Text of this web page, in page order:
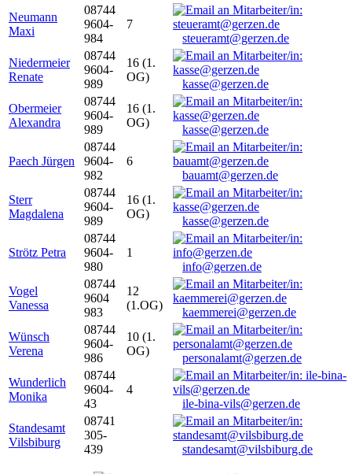
Neumann
Maxi
08744
9604-
984
7
steueramt@gerzen.de
Niedermeier
Renate
08744
9604-
989
16 (1.
OG)
kasse@gerzen.de
Obermeier
Alexandra
08744
9604-
989
16 (1.
OG)
kasse@gerzen.de
Paech Jürgen
08744
9604-
982
6
bauamt@gerzen.de
Sterr
Magdalena
08744
9604-
989
16 (1.
OG)
kasse@gerzen.de
Strötz Petra
08744
9604-
980
1
info@gerzen.de
Vogel
Vanessa
08744
9604
983
12
(1.OG)
kaemmerei@gerzen.de
Wünsch
Verena
08744
9604-
986
10 (1.
OG)
personalamt@gerzen.de
Wunderlich
Monika
08744
9604-
43
4
ile-bina-vils@gerzen.de
Standesamt
Vilsbiburg
08741
305-
439
standesamt@vilsbiburg.de